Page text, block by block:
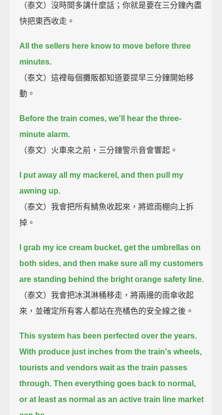
（泰文）沒時間多講什麼話；你就是要在三分鐘內盡
快把東西收走。
All the sellers here know to move before three
minutes.
（泰文）這裡每個攤販都知道要提早三分鐘開始移
動。
Before the train comes, we'll hear the three-
minute alarm.
（泰文）火車來之前，三分鐘警示音會響起。
I put away all my mackerel, and then pull my
awning up.
（泰文）我會把所有鯖魚收起來，將遮雨棚向上拆
掉。
I grab my ice cream bucket, get the umbrellas on
both sides, and then make sure all my customers
are standing behind the bright orange safety line.
（泰文）我會把冰淇淋桶移走，將兩邊的雨傘收起
來，並確定所有客人都站在亮橘色的安全線之後。
This system has been perfected over the years.
With produce just inches from the train's wheels,
tourists and vendors wait as the train passes
through. Then everything goes back to normal,
or at least as normal as an active train line market